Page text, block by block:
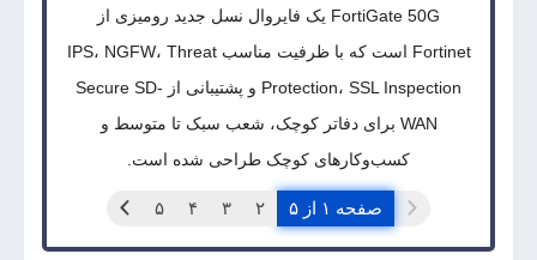
FortiGate 50G یک فایروال نسل جدید رومیزی از
Fortinet است که با ظرفیت مناسب IPS، NGFW، Threat
Protection، SSL Inspection و پشتیبانی از Secure SD-
WAN برای دفاتر کوچک، شعب سبک تا متوسط و
کسب‌وکارهای کوچک طراحی شده است.
صفحه ۱ از ۵